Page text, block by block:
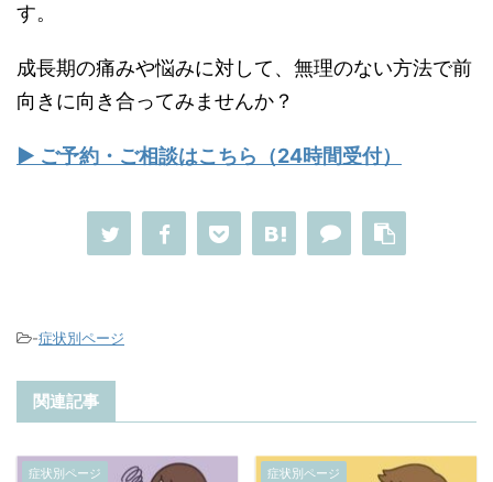
す。
成長期の痛みや悩みに対して、無理のない方法で前
向きに向き合ってみませんか？
▶ ご予約・ご相談はこちら（24時間受付）
-症状別ページ
関連記事
症状別ページ 症状別ページ